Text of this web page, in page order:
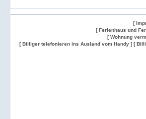
[
[ Ferienhaus und
[ Wohnung
[ Billiger telefonieren ins Ausland vom Handy ] [